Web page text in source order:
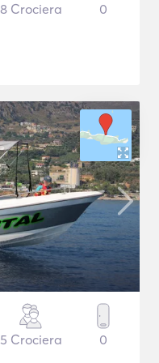
8 Crociera 0
5 Crociera 0